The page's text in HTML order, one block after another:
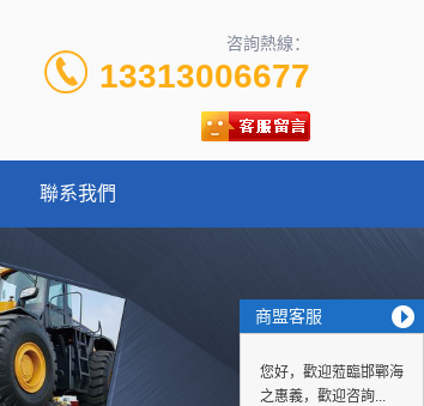
咨詢熱線：
13313006677
聯系我們
商盟客服
您好，歡迎蒞臨邯鄲海
之惠義，歡迎咨詢...